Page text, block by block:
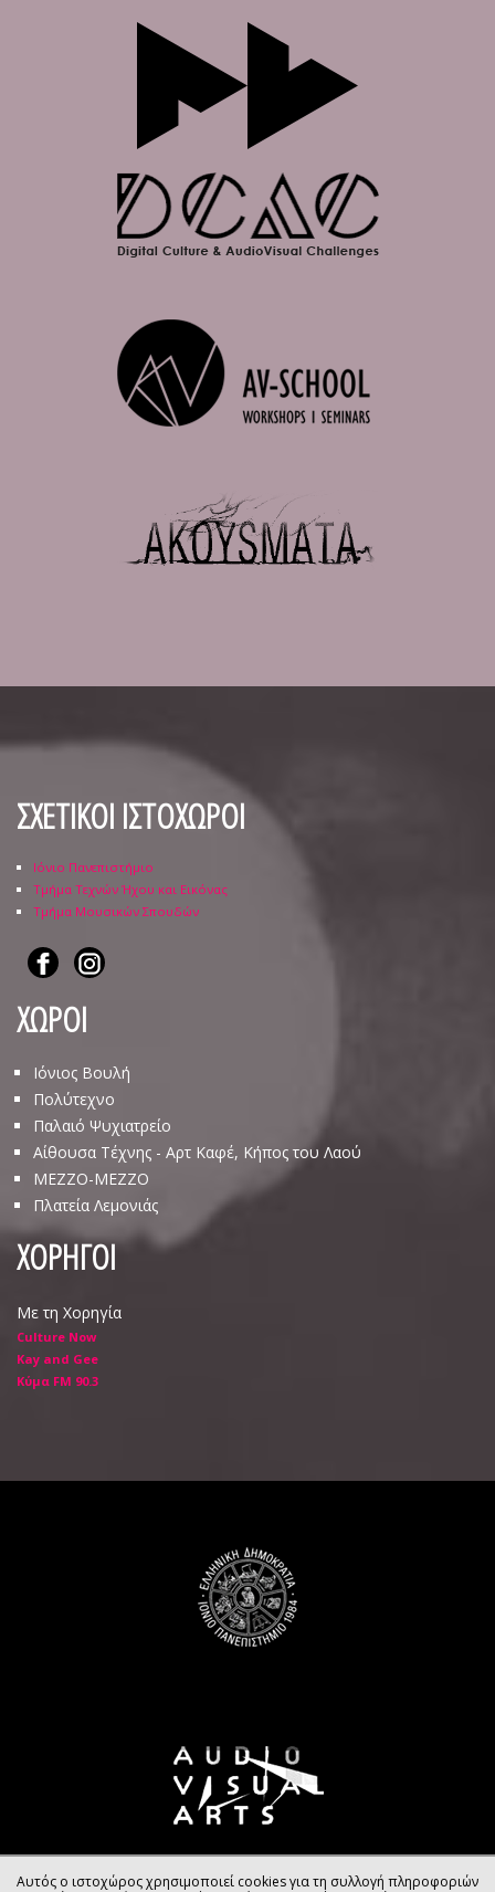
ΣΧΕΤΙΚΟΙ ΙΣΤΟΧΩΡΟΙ
Ιόνιο Πανεπιστήμιο
Τμήμα Τεχνών Ήχου και Εικόνας
Τμήμα Μουσικών Σπουδών
ΧΩΡΟΙ
Ιόνιος Βουλή
Πολύτεχνο
Παλαιό Ψυχιατρείο
Αίθουσα Τέχνης - Αρτ Καφέ, Κήπος του Λαού
ΜΕΖΖΟ-ΜΕΖΖΟ
Πλατεία Λεμονιάς
ΧΟΡΗΓΟΙ
Με τη Χορηγία
Culture Now
Kay and Gee
Κύμα FM 90.3
Αυτός ο ιστοχώρος χρησιμοποιεί cookies για τη συλλογή πληροφοριών